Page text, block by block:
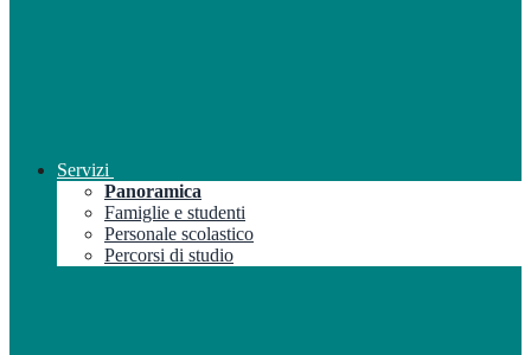
Servizi
Panoramica
Famiglie e studenti
Personale scolastico
Percorsi di studio